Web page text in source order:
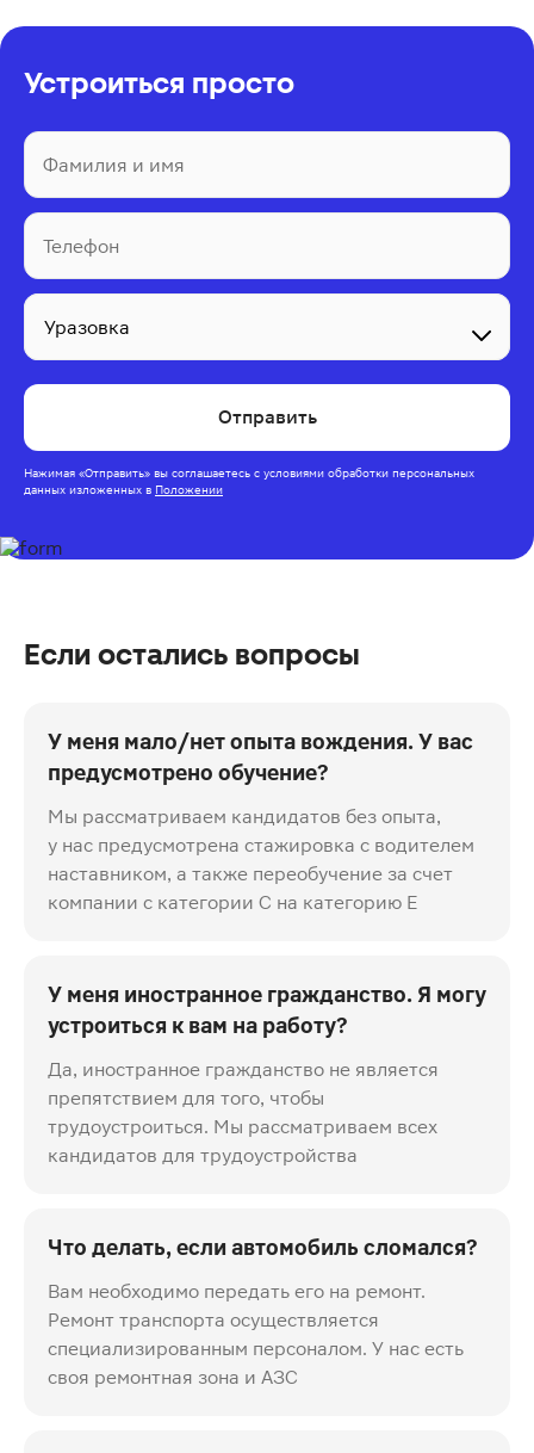
Устроиться просто
Фамилия и имя
Телефон
Отправить
Нажимая «Отправить» вы соглашаетесь с условиями обработки персональных
данных изложенных в Положении
Если остались вопросы
У меня мало/нет опыта вождения. У вас
предусмотрено обучение?
Мы рассматриваем кандидатов без опыта,
у нас предусмотрена стажировка с водителем
наставником, а также переобучение за счет
компании с категории С на категорию Е
У меня иностранное гражданство. Я могу
устроиться к вам на работу?
Да, иностранное гражданство не является
препятствием для того, чтобы
трудоустроиться. Мы рассматриваем всех
кандидатов для трудоустройства
Что делать, если автомобиль сломался?
Вам необходимо передать его на ремонт.
Ремонт транспорта осуществляется
специализированным персоналом. У нас есть
своя ремонтная зона и АЗС